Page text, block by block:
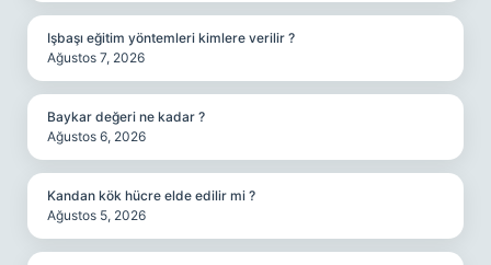
Işbaşı eğitim yöntemleri kimlere verilir ?
Ağustos 7, 2026
Baykar değeri ne kadar ?
Ağustos 6, 2026
Kandan kök hücre elde edilir mi ?
Ağustos 5, 2026